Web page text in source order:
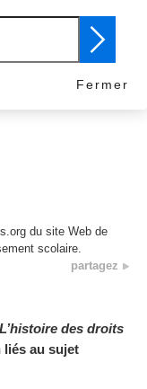
signer la pétition
du site Web de
scolaire.
partagez
L’histoire des droits
liés au sujet
Fermer